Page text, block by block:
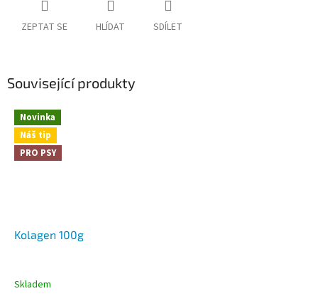
ZEPTAT SE HLÍDAT SDÍLET
Související produkty
Novinka
Náš tip
PRO PSY
Kolagen 100g
Skladem